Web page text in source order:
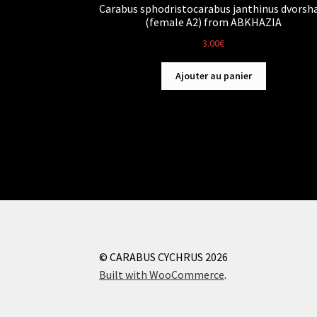
Carabus sphodristocarabus janthinus
(female A2) from ABKHAZIA
3.00€
Ajouter au panier
© CARABUS CYCHRUS 2026
Built with WooCommerce.